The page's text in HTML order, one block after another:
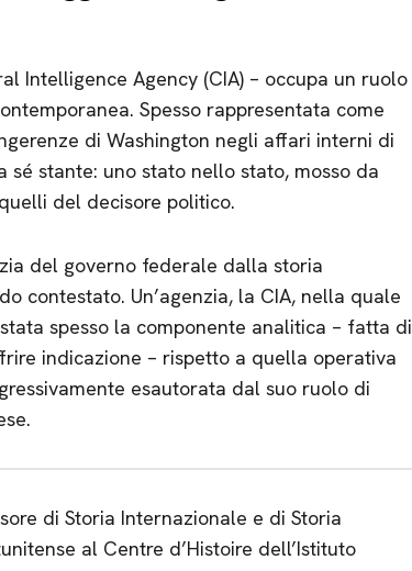
Intelligence Agency (CIA) – occupa un ruolo
Spesso rappresentata come
di Washington negli affari interni di
stante: uno stato nello stato, mosso da
del decisore politico.
del governo federale dalla storia
contestato. Un’agenzia, la CIA, nella quale
spesso la componente analitica – fatta di
indicazione – rispetto a quella operativa
esautorata dal suo ruolo di
di Storia Internazionale e di Storia
al Centre d’Histoire dell’Istituto